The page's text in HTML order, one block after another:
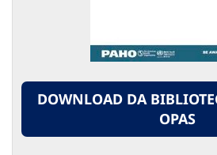
DOWNLOAD DA
OPAS